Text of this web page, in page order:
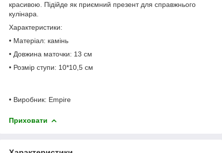
красивою. Підійде як приємний презент для справжнього
кулінара.
Характеристики:
• Матеріал: камінь
• Довжина маточки: 13 см
• Розмір ступи: 10*10,5 см
• Виробник: Empire
Приховати